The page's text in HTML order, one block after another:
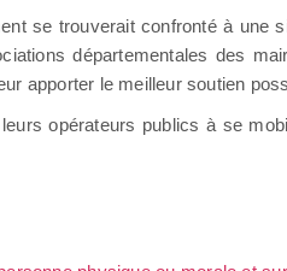
se trouverait confronté à une
départementales des
apporter le meilleur soutien
opérateurs publics à se